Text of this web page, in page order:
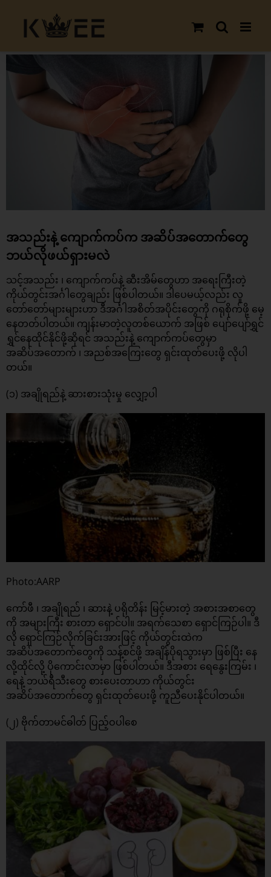
content
Larger
အသည်းနဲ့ ကျောက်ကပ်က အဆိပ်အတောက်တွေ
ဘယ်လိုဖယ်ရှားမလဲ
သင့်အသည်း ၊ ကျောက်ကပ်နဲ့ ဆီးအိမ်တွေဟာ အရေးကြီးတဲ့
ကိုယ်တွင်းအင်္ဂါတွေချည်း ဖြစ်ပါတယ်။ ဒါပေမယ့်လည်း လူ
တော်တော်များများဟာ ဒီအင်္ဂါအစိတ်အပိုင်းတွေကို ဂရုစိုက်ဖို့ မေ့
နေတတ်ပါတယ်။ ကျန်းမာတဲ့လူတစ်ယောက် အဖြစ် ပျော်ပျော်ရွှင်
ရွှင်နေထိုင်နိုင်ဖို့ဆိုရင် အသည်းနဲ့ ကျောက်ကပ်တွေမှာ
အဆိပ်အတောက် ၊ အညစ်အကြေးတွေ ရှင်းထုတ်ပေးဖို့ လိုပါ
တယ်။
(၁) အချိုရည်နဲ့ ဆားစားသုံးမှု လျှော့ပါ
Photo:AARP
ကော်ဖီ ၊ အချိုရည် ၊ ဆားနဲ့ ပရိုတိန်း မြင့်မားတဲ့ အစားအစာတွေ
ကို အများကြီး စားတာ ရှောင်ပါ။ အရက်သေစာ ရှောင်ကြဉ်ပါ။ ဒီ
လို ရှောင်ကြဉ်လိုက်ခြင်းအားဖြင့် ကိုယ်တွင်းထဲက
အဆိပ်အတောက်တွေကို သန့်စင်ဖို့ အချိန်ပိုရသွားမှာ ဖြစ်ပြီး နေ
လို့ထိုင်လို့ ပိုကောင်းလာမှာ ဖြစ်ပါတယ်။ ဒီအစား ရေနွေးကြမ်း ၊
ရေနဲ့ ဘယ်ရီသီးတွေ စားပေးတာဟာ ကိုယ်တွင်း
အဆိပ်အတောက်တွေ ရှင်းထုတ်ပေးဖို့ ကူညီ‌ပေးနိုင်ပါတယ်။
(၂) ဗိုက်တာမင်ဓါတ် ပြည့်ဝပါစေ